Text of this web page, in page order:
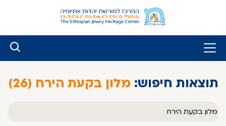
תוצאות חיפוש: מלון בקעת הירח (26)
טקסט